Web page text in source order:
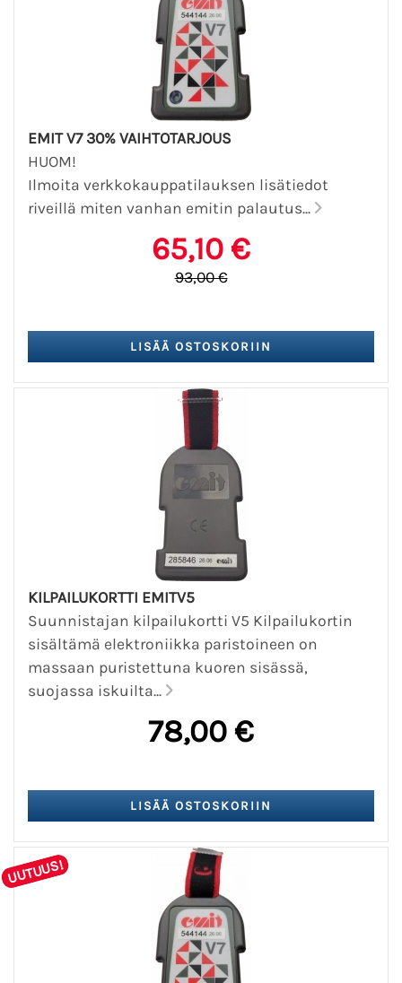
EMIT V7 30% VAIHTOTARJOUS
HUOM!
Ilmoita verkkokauppatilauksen lisätiedot
riveillä miten vanhan emitin palautus...
65,10 €
93,00 €
KILPAILUKORTTI EMITV5
Suunnistajan kilpailukortti V5 Kilpailukortin
sisältämä elektroniikka paristoineen on
massaan puristettuna kuoren sisässä,
suojassa iskuilta...
78,00 €
UUTUUS!